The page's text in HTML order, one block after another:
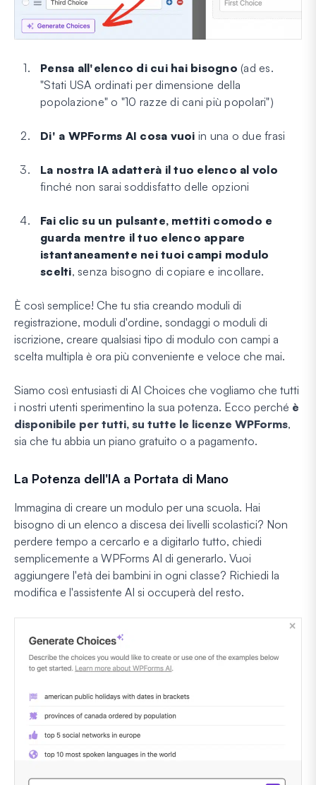
Pensa all'elenco di cui hai bisogno (ad es.
"Stati USA ordinati per dimensione della
popolazione" o "10 razze di cani più popolari")
Di' a WPForms AI cosa vuoi in una o due frasi
La nostra IA adatterà il tuo elenco al volo
finché non sarai soddisfatto delle opzioni
Fai clic su un pulsante, mettiti comodo e
guarda mentre il tuo elenco appare
istantaneamente nei tuoi campi modulo
scelti, senza bisogno di copiare e incollare.
È così semplice! Che tu stia creando moduli di
registrazione, moduli d'ordine, sondaggi o moduli di
iscrizione, creare qualsiasi tipo di modulo con campi a
scelta multipla è ora più conveniente e veloce che mai.
Siamo così entusiasti di AI Choices che vogliamo che tutti
i nostri utenti sperimentino la sua potenza. Ecco perché è
disponibile per tutti, su tutte le licenze WPForms,
sia che tu abbia un piano gratuito o a pagamento.
La Potenza dell'IA a Portata di Mano
Immagina di creare un modulo per una scuola. Hai
bisogno di un elenco a discesa dei livelli scolastici? Non
perdere tempo a cercarlo e a digitarlo tutto, chiedi
semplicemente a WPForms AI di generarlo. Vuoi
aggiungere l'età dei bambini in ogni classe? Richiedi la
modifica e l'assistente AI si occuperà del resto.